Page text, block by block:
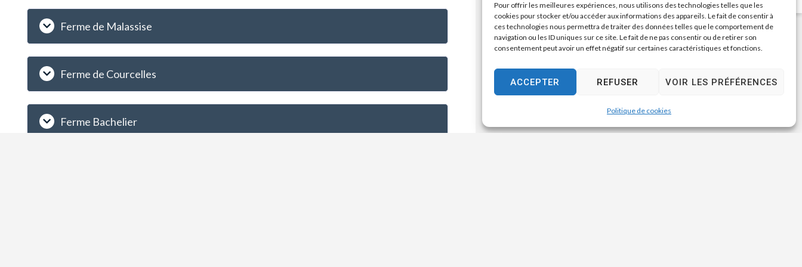
Pour offrir les meilleures expériences, nous utilisons des technologies telles que les
cookies pour stocker et/ou accéder aux informations des appareils. Le fait de consentir à
ces technologies nous permettra de traiter des données telles que le comportement de
navigation ou les ID uniques sur ce site. Le fait de ne pas consentir ou de retirer son
consentement peut avoir un effet négatif sur certaines caractéristiques et fonctions.
ACCEPTER REFUSER VOIR LES PRÉFÉRENCES
Politique de cookies
Ferme de Malassise
Ferme de Courcelles
Ferme Bachelier